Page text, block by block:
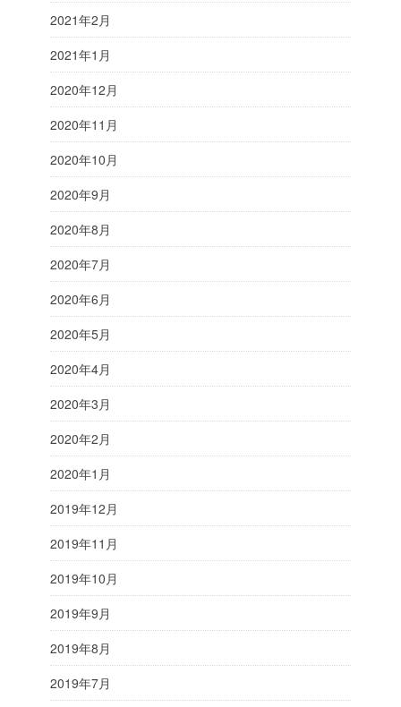
2021年2月
2021年1月
2020年12月
2020年11月
2020年10月
2020年9月
2020年8月
2020年7月
2020年6月
2020年5月
2020年4月
2020年3月
2020年2月
2020年1月
2019年12月
2019年11月
2019年10月
2019年9月
2019年8月
2019年7月